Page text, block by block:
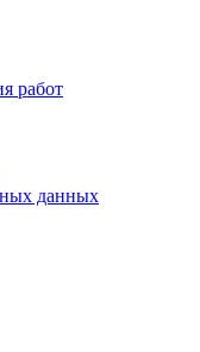
работ
данных